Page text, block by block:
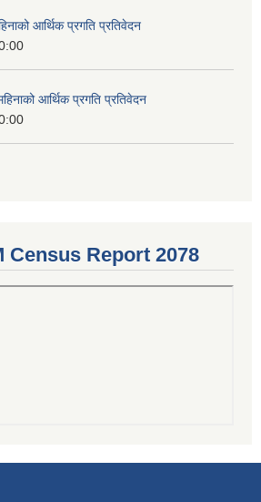
आर्थिक प्रगति प्रतिवेदन
आर्थिक प्रगति प्रतिवेदन
Census Report 2078